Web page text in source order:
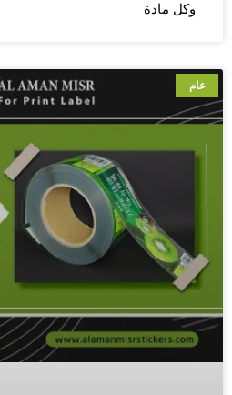
وكل مادة
عام